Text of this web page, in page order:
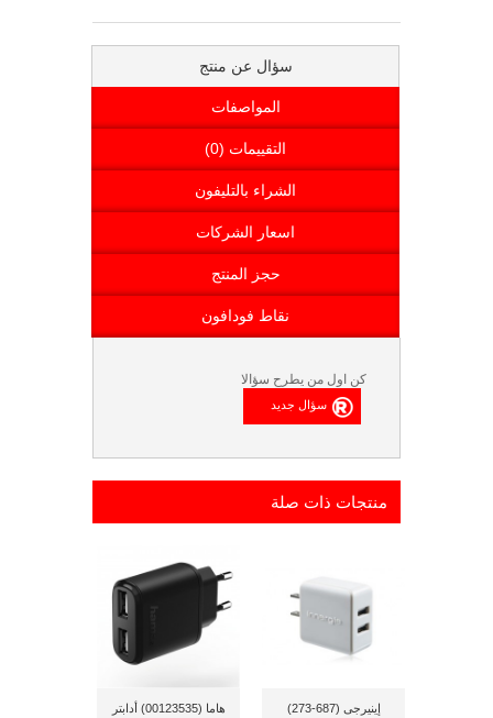
سؤال عن منتج
المواصفات
التقييمات (0)
الشراء بالتليفون
اسعار الشركات
حجز المنتج
نقاط فودافون
كن اول من يطرح سؤالا
منتجات ذات صلة
إينيرجى (687-273)
هاما (00123535) أدابتر